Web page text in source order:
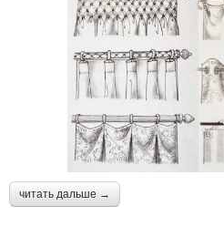
читать дальше →